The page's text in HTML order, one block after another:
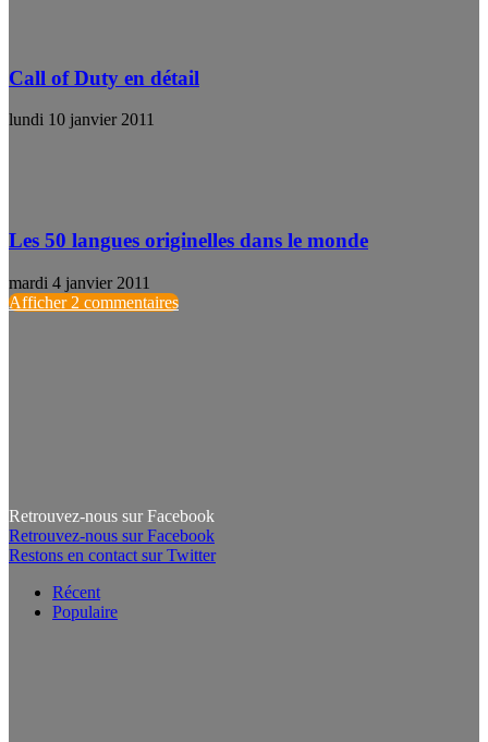
Call of Duty en détail
lundi 10 janvier 2011
Les 50 langues originelles dans le monde
mardi 4 janvier 2011
Afficher 2 commentaires
Retrouvez-nous sur Facebook
Retrouvez-nous sur Facebook
Restons en contact sur Twitter
Récent
Populaire